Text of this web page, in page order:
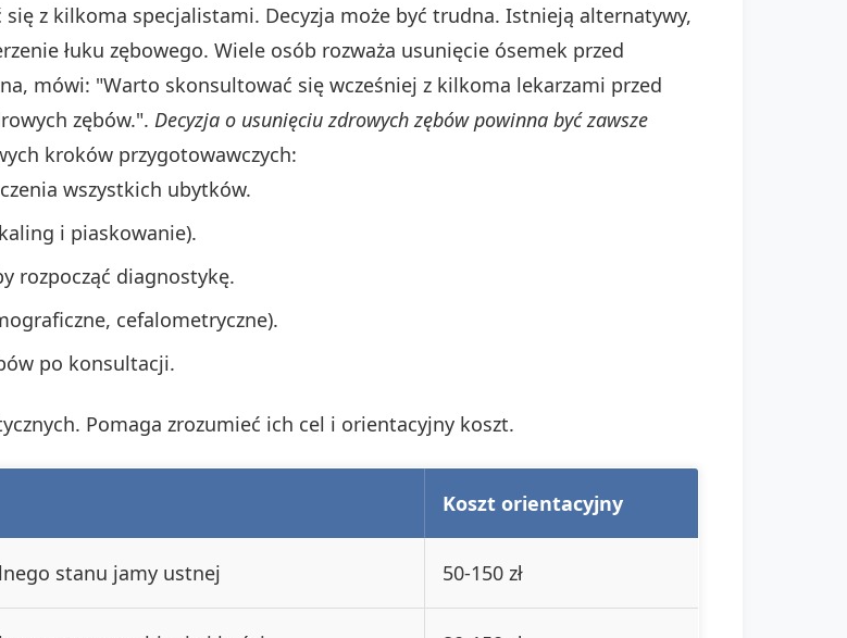
z kilkoma specjalistami. Decyzja może być trudna. Istnieją alternatywy,
łuku zębowego. Wiele osób rozważa usunięcie ósemek przed
mówi: "Warto skonsultować się wcześniej z kilkoma lekarzami przed
zębów.". Decyzja o usunięciu zdrowych zębów powinna być zawsze
kroków przygotowawczych:
wszystkich ubytków.
i piaskowanie).
rozpocząć diagnostykę.
cefalometryczne).
po konsultacji.
Pomaga zrozumieć ich cel i orientacyjny koszt.
Koszt orientacyjny
stanu jamy ustnej 50-150 zł